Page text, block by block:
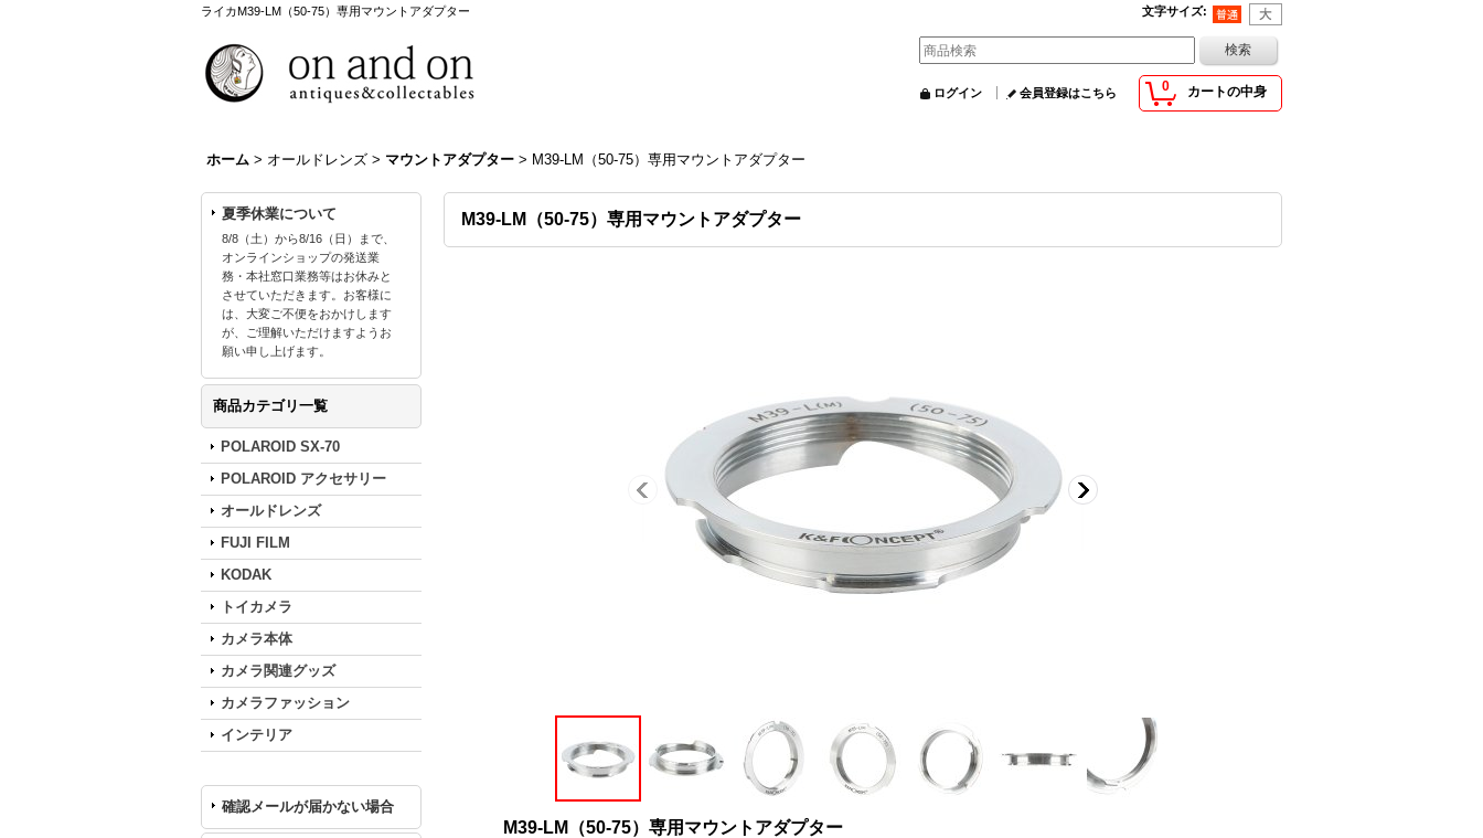
ライカM39-LM（50-75）専用マウントアダプター 文字サイズ:
0 カートの中身
ログイン 会員登録はこちら
ホーム > オールドレンズ > マウントアダプター > M39-LM（50-75）専用マウントアダプター
夏季休業について
8/8（土）から8/16（日）まで、
オンラインショップの発送業
務・本社窓口業務等はお休みと
させていただきます。お客様に
は、大変ご不便をおかけします
が、ご理解いただけますようお
願い申し上げます。
商品カテゴリ一覧
POLAROID SX-70
POLAROID アクセサリー
オールドレンズ
FUJI FILM
KODAK
トイカメラ
カメラ本体
カメラ関連グッズ
カメラファッション
インテリア
確認メールが届かない場合
M39-LM（50-75）専用マウントアダプター
M39-LM（50-75）専用マウントアダプター